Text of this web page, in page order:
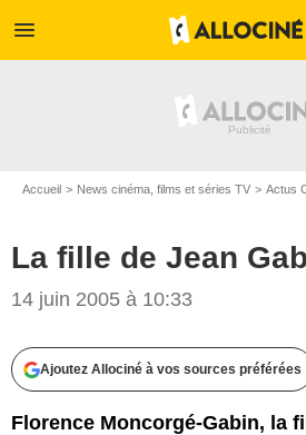
menu
Accueil News cinéma, films et séries TV Actus
La fille de Jean
14 juin 2005 à 10:33
Ajoutez Allociné à vos sources préférées
Florence Moncorgé-Gabin, la